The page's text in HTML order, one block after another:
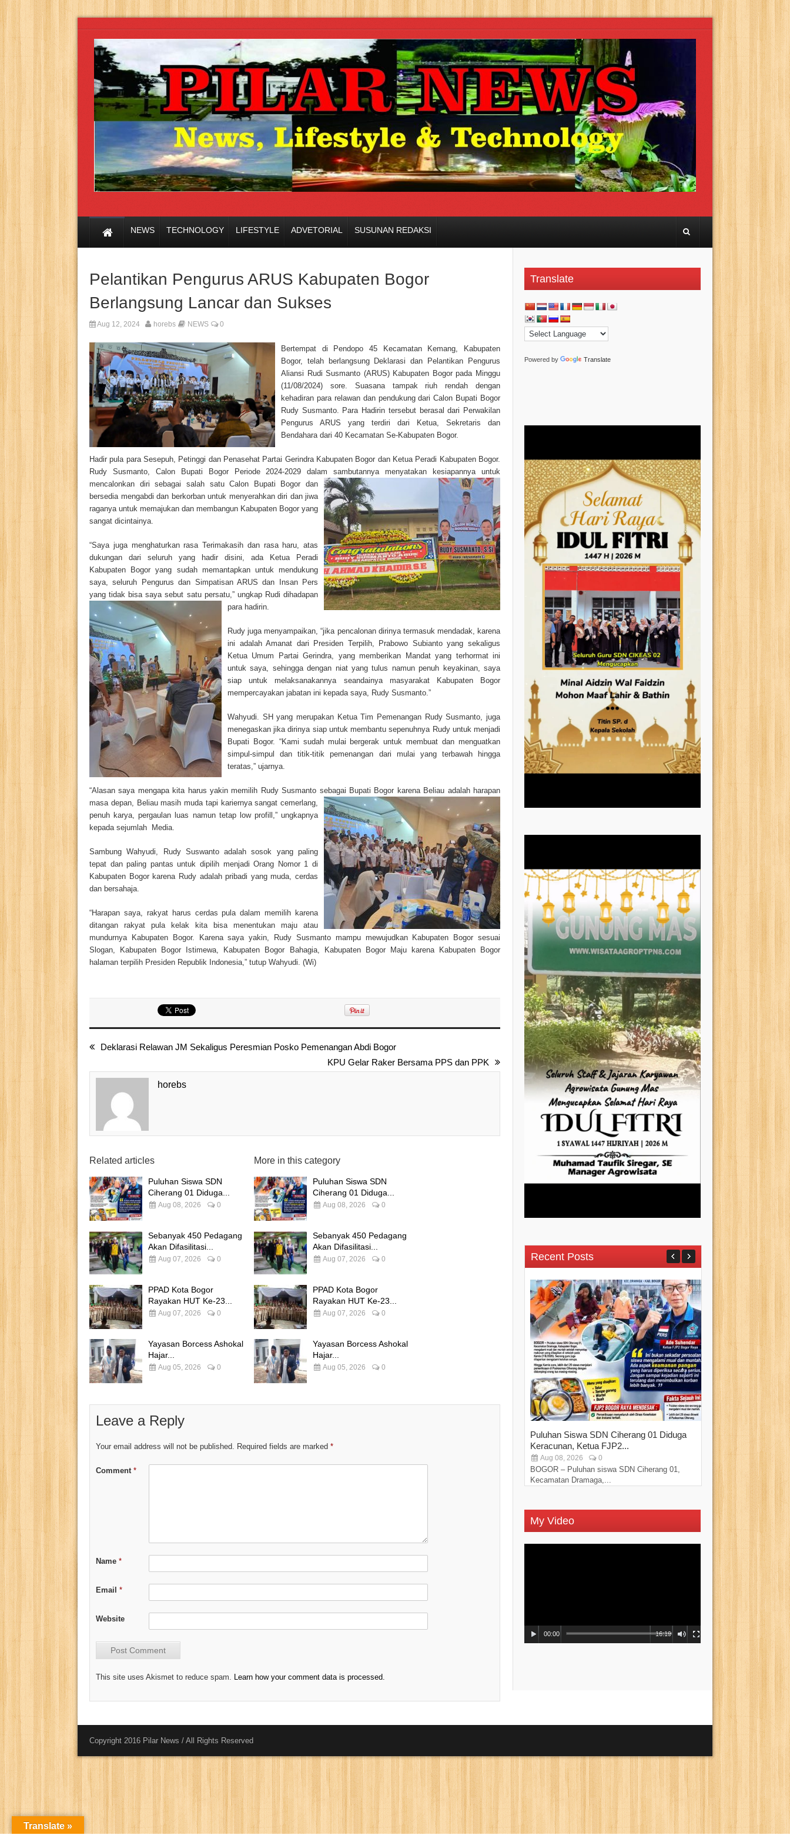
NEWS TECHNOLOGY LIFESTYLE ADVETORIAL SUSUNAN REDAKSI
Pelantikan Pengurus ARUS Kabupaten Bogor
Berlangsung Lancar dan Sukses
Aug 12, 2024 horebs NEWS 0
Bertempat di Pendopo 45 Kecamatan Kemang, Kabupaten
Bogor, telah berlangsung Deklarasi dan Pelantikan Pengurus
Aliansi Rudi Susmanto (ARUS) Kabupaten Bogor pada Minggu
(11/08/2024) sore. Suasana tampak riuh rendah dengan
kehadiran para relawan dan pendukung dari Calon Bupati Bogor
Rudy Susmanto. Para Hadirin tersebut berasal dari Perwakilan
Pengurus ARUS yang terdiri dari Ketua, Sekretaris dan
Bendahara dari 40 Kecamatan Se-Kabupaten Bogor.
Hadir pula para Sesepuh, Petinggi dan Penasehat Partai Gerindra Kabupaten Bogor dan Ketua Peradi Kabupaten Bogor.
Rudy Susmanto, Calon Bupati Bogor Periode 2024-2029 dalam sambutannya menyatakan kesiapannya untuk
mencalonkan diri sebagai salah satu Calon Bupati Bogor dan
bersedia mengabdi dan berkorban untuk menyerahkan diri dan jiwa
raganya untuk memajukan dan membangun Kabupaten Bogor yang
sangat dicintainya.
“Saya juga menghaturkan rasa Terimakasih dan rasa haru, atas
dukungan dari seluruh yang hadir disini, ada Ketua Peradi
Kabupaten Bogor yang sudah memantapkan untuk mendukung
saya, seluruh Pengurus dan Simpatisan ARUS dan Insan Pers
yang tidak bisa saya sebut satu persatu,” ungkap Rudi dihadapan
para hadirin.
Rudy juga menyampaikan, “jika pencalonan dirinya termasuk mendadak, karena
ini adalah Amanat dari Presiden Terpilih, Prabowo Subianto yang sekaligus
Ketua Umum Partai Gerindra, yang memberikan Mandat yang terhormat ini
untuk saya, sehingga dengan niat yang tulus namun penuh keyakinan, saya
siap untuk melaksanakannya seandainya masyarakat Kabupaten Bogor
mempercayakan jabatan ini kepada saya, Rudy Susmanto.”
Wahyudi. SH yang merupakan Ketua Tim Pemenangan Rudy Susmanto, juga
menegaskan jika dirinya siap untuk membantu sepenuhnya Rudy untuk menjadi
Bupati Bogor. “Kami sudah mulai bergerak untuk membuat dan menguatkan
simpul-simpul dan titik-titik pemenangan dari mulai yang terbawah hingga
teratas,” ujarnya.
“Alasan saya mengapa kita harus yakin memilih Rudy Susmanto sebagai Bupati Bogor karena Beliau adalah harapan
masa depan, Beliau masih muda tapi kariernya sangat cemerlang,
penuh karya, pergaulan luas namun tetap low profill,” ungkapnya
kepada sejumlah Media.
Sambung Wahyudi, Rudy Suswanto adalah sosok yang paling
tepat dan paling pantas untuk dipilih menjadi Orang Nomor 1 di
Kabupaten Bogor karena Rudy adalah pribadi yang muda, cerdas
dan bersahaja.
“Harapan saya, rakyat harus cerdas pula dalam memilih karena
ditangan rakyat pula kelak kita bisa menentukan maju atau
mundurnya Kabupaten Bogor. Karena saya yakin, Rudy Susmanto mampu mewujudkan Kabupaten Bogor sesuai
Slogan, Kabupaten Bogor Istimewa, Kabupaten Bogor Bahagia, Kabupaten Bogor Maju karena Kabupaten Bogor
halaman terpilih Presiden Republik Indonesia,” tutup Wahyudi. (Wi)
Deklarasi Relawan JM Sekaligus Peresmian Posko Pemenangan Abdi Bogor
KPU Gelar Raker Bersama PPS dan PPK
horebs
Related articles
Puluhan Siswa SDN
Ciherang 01 Diduga...
Aug 08, 2026 0
Sebanyak 450 Pedagang
Akan Difasilitasi...
Aug 07, 2026 0
PPAD Kota Bogor
Rayakan HUT Ke-23...
Aug 07, 2026 0
Yayasan Borcess Ashokal
Hajar...
Aug 05, 2026 0
More in this category
Puluhan Siswa SDN
Ciherang 01 Diduga...
Aug 08, 2026 0
Sebanyak 450 Pedagang
Akan Difasilitasi...
Aug 07, 2026 0
PPAD Kota Bogor
Rayakan HUT Ke-23...
Aug 07, 2026 0
Yayasan Borcess Ashokal
Hajar...
Aug 05, 2026 0
Leave a Reply
Your email address will not be published. Required fields are marked *
Comment *
Name *
Email *
Website
This site uses Akismet to reduce spam. Learn how your comment data is processed.
Translate
Powered by Translate
Recent Posts
Puluhan Siswa SDN Ciherang 01 Diduga
Keracunan, Ketua FJP2...
Aug 08, 2026 0
BOGOR – Puluhan siswa SDN Ciherang 01,
Kecamatan Dramaga,...
Sebanyak 450
Pemkot Bogor
Aug 07, 2026
Kehadiran
diharapkan dapat...
My Video
00:00 16:19
Copyright 2016 Pilar News / All Rights Reserved
Translate »